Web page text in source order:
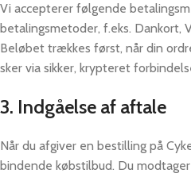
Vi accepterer følgende
betalingsmetoder, f.eks. Dankort,
Beløbet trækkes først, når din
sker via sikker, krypteret
3. Indgåelse af aftale
Når du afgiver en bestilling på
bindende købstilbud. Du